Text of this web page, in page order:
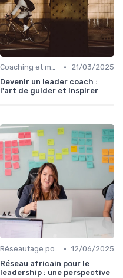
Coaching et mentorat •
21/03/2025
Devenir un leader coach :
l'art de guider et inspirer
Réseautage pour leaders • 12/06/2025
Réseau africain pour le
leadership : une perspective